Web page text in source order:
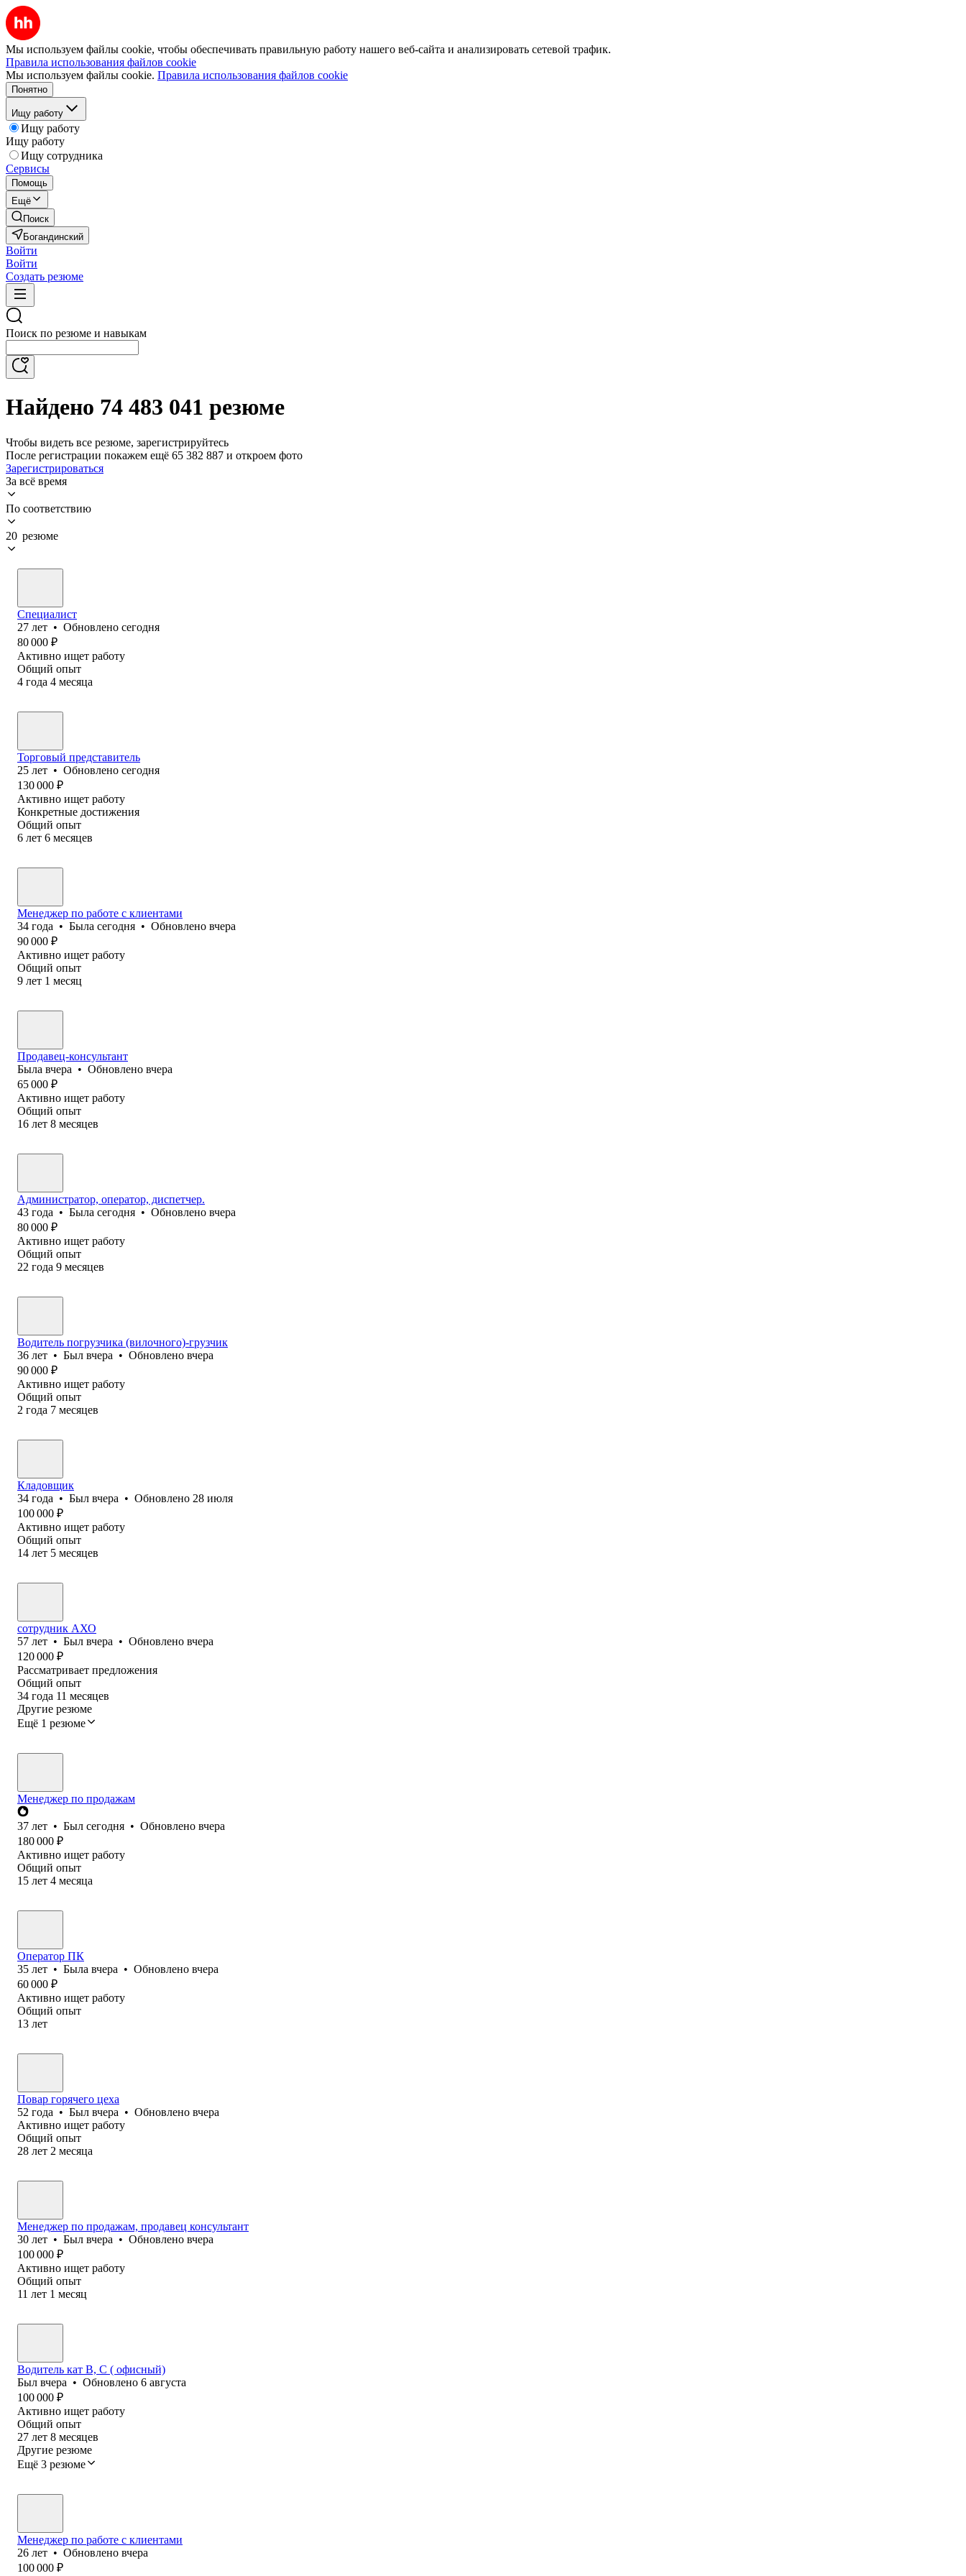
Мы используем файлы cookie, чтобы обеспечивать правильную работу нашего веб-сайта и анализировать сетевой трафик.
Правила использования файлов cookie
Мы используем файлы cookie. Правила использования файлов cookie
Понятно
Ищу работу
Ищу работу
Ищу работу
Ищу сотрудника
Сервисы
Помощь
Ещё
Поиск
Богандинский
Войти
Войти
Создать резюме
Поиск по резюме и навыкам
Найдено 74 483 041 резюме
Чтобы видеть все резюме, зарегистрируйтесь
После регистрации покажем ещё 65 382 887 и откроем фото
Зарегистрироваться
За всё время
По соответствию
20 резюме
Специалист
27 лет • Обновлено сегодня
80 000 ₽
Активно ищет работу
Общий опыт
4 года 4 месяца
Торговый представитель
25 лет • Обновлено сегодня
130 000 ₽
Активно ищет работу
Конкретные достижения
Общий опыт
6 лет 6 месяцев
Менеджер по работе с клиентами
34 года • Была сегодня • Обновлено вчера
90 000 ₽
Активно ищет работу
Общий опыт
9 лет 1 месяц
Продавец-консультант
Была вчера • Обновлено вчера
65 000 ₽
Активно ищет работу
Общий опыт
16 лет 8 месяцев
Администратор, оператор, диспетчер.
43 года • Была сегодня • Обновлено вчера
80 000 ₽
Активно ищет работу
Общий опыт
22 года 9 месяцев
Водитель погрузчика (вилочного)-грузчик
36 лет • Был вчера • Обновлено вчера
90 000 ₽
Активно ищет работу
Общий опыт
2 года 7 месяцев
Кладовщик
34 года • Был вчера • Обновлено 28 июля
100 000 ₽
Активно ищет работу
Общий опыт
14 лет 5 месяцев
сотрудник АХО
57 лет • Был вчера • Обновлено вчера
120 000 ₽
Рассматривает предложения
Общий опыт
34 года 11 месяцев
Другие резюме
Ещё 1 резюме
Менеджер по продажам
37 лет • Был сегодня • Обновлено вчера
180 000 ₽
Активно ищет работу
Общий опыт
15 лет 4 месяца
Оператор ПК
35 лет • Была вчера • Обновлено вчера
60 000 ₽
Активно ищет работу
Общий опыт
13 лет
Повар горячего цеха
52 года • Был вчера • Обновлено вчера
Активно ищет работу
Общий опыт
28 лет 2 месяца
Менеджер по продажам, продавец консультант
30 лет • Был вчера • Обновлено вчера
100 000 ₽
Активно ищет работу
Общий опыт
11 лет 1 месяц
Водитель кат В, С ( офисный)
Был вчера • Обновлено 6 августа
100 000 ₽
Активно ищет работу
Общий опыт
27 лет 8 месяцев
Другие резюме
Ещё 3 резюме
Менеджер по работе с клиентами
26 лет • Обновлено вчера
100 000 ₽